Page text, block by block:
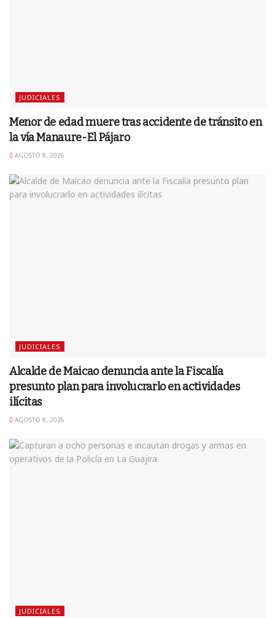
JUDICIALES
Menor de edad muere tras accidente de tránsito en
la vía Manaure-El Pájaro
AGOSTO 8, 2026
JUDICIALES
Alcalde de Maicao denuncia ante la Fiscalía
presunto plan para involucrarlo en actividades
ilícitas
AGOSTO 8, 2026
JUDICIALES